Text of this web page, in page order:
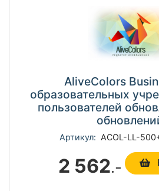
AliveColors
образовательных
пользователей
Артикул: ACOL-LL-
2 562.-